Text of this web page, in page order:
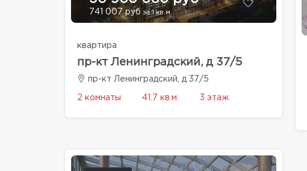
741 007 руб за 1 кв.м.
квартира
пр-кт Ленинградский, д 37/5
пр-кт Ленинградский, д 37/5
2 комнаты 41.7 кв.м. 3 этаж